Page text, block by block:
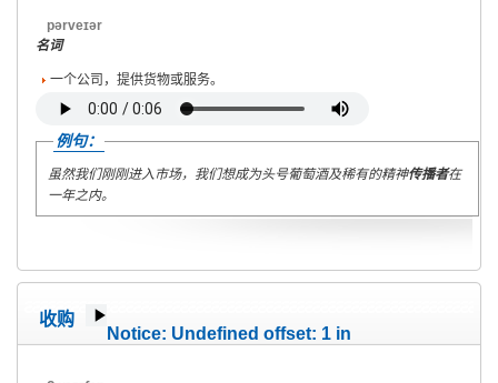
pərveɪər
名词
一个公司，提供货物或服务。
例句：
虽然我们刚刚进入市场，我们想成为头号葡萄酒及稀有的精神传播者在
一年之内。
收购
Notice: Undefined offset: 1 in